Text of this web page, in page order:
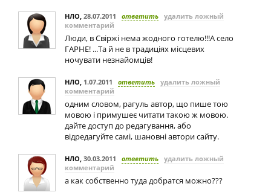
НЛО, 28.07.2011 ответить удалить ложный
комментарий
Люди, в Свіржі нема жодного готелю!!!А село
ГАРНЕ! ...Та й не в традиціях місцевих
ночувати незнайомців!
НЛО, 1.07.2011 ответить удалить ложный
комментарий
одним словом, рагуль автор, що пише тою
мовою і примушеє читати такою ж мовою.
дайте доступ до редагування, або
відредагуйте самі, шановні автори сайту.
НЛО, 30.03.2011 ответить удалить ложный
комментарий
а как собственно туда добратся можно???